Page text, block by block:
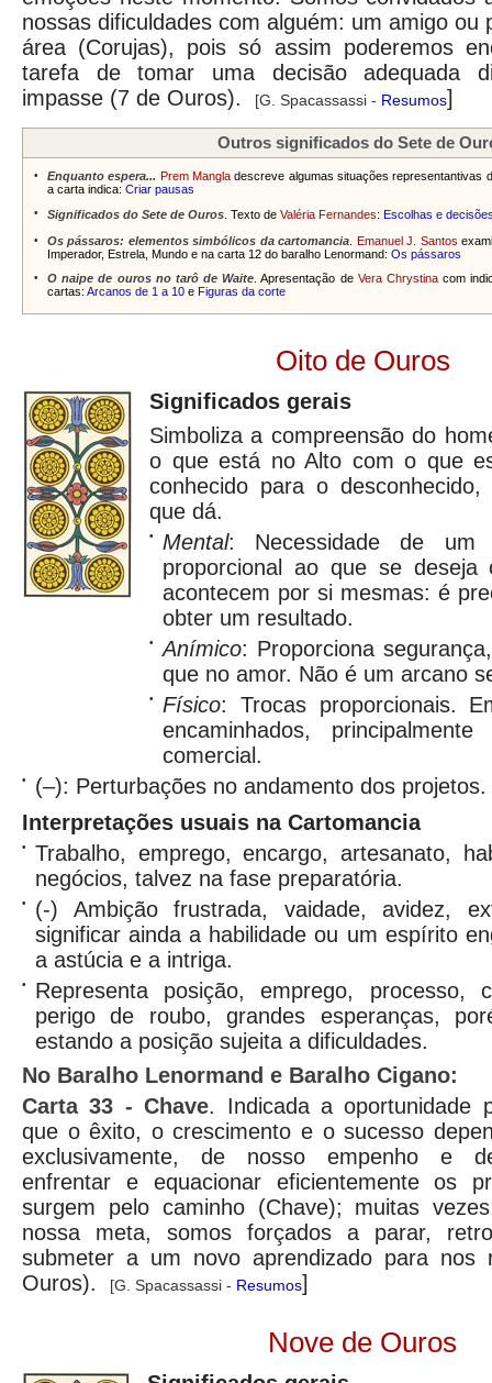
nossas dificuldades com alguém: um amigo ou
área (Corujas), pois só assim poderemos
tarefa de tomar uma decisão adequada
impasse (7 de Ouros).
[G. Spacassassi - Resumos]
Outros significados do Sete de
• Enquanto espera... Prem Mangla descreve algumas situações representantivas
a carta indica: Criar pausas
• Significados do Sete de Ouros . Texto de Valéria Fernandes: Escolhas e
• Os pássaros: elementos simbólicos da cartomancia Emanuel J. Santos
Imperador, Estrela, Mundo e na carta 12 do baralho Lenormand: Os pássaros
• O naipe de ouros no tarô de Waite . Apresentação de Vera Chrystinacom
cartas: Arcanos de 1 a 10 e Figuras da corte
Oito de Ouros
Significados gerais
Simboliza a compreensão do
o que está no Alto com o que
conhecido para o
que dá.
• Mental: Necessidade de um
proporcional ao que se deseja
acontecem por si mesmas: é
obter um resultado.
• Anímico: Proporciona
que no amor. Não é um arcano
• Físico: Trocas proporcionais.
encaminhados,
comercial.
•
(–): Perturbações no andamento dos projetos.
Interpretações usuais na Cartomancia
•
Trabalho, emprego, encargo, artesanato,
negócios, talvez na fase preparatória.
•
(-) Ambição frustrada, vaidade, avidez,
significar ainda a habilidade ou um espírito
a astúcia e a intriga.
•
Representa posição, emprego, processo,
perigo de roubo, grandes esperanças,
estando a posição sujeita a dificuldades.
No Baralho Lenormand e Baralho Cigano:
Carta33 - Chave. Indicada a oportunidade
que o êxito, o crescimento e o sucesso
exclusivamente, de nosso empenho e
enfrentar e equacionar eficientemente os
surgem pelo caminho (Chave); muitas
nossa meta, somos forçados a parar,
submeter a um novo aprendizado para nos
Ouros).
[G. Spacassassi - Resumos]
Nove de Ouros